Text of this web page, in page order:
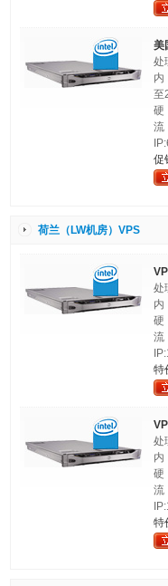
美
处
内
至
硬
流
促
荷兰（LW机房）VPS
处
硬
流
特
处
硬
流
特